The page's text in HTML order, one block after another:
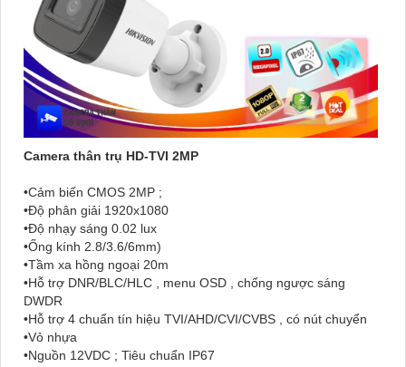
Camera thân trụ HD-TVI 2MP
•Cảm biến CMOS 2MP ;
•Độ phân giải 1920x1080
•Độ nhạy sáng 0.02 lux
•Ống kính 2.8/3.6/6mm)
•Tầm xa hồng ngoại 20m
•Hỗ trợ DNR/BLC/HLC , menu OSD , chống ngược sáng
DWDR
•Hỗ trợ 4 chuẩn tín hiệu TVI/AHD/CVI/CVBS , có nút chuyển
•Vỏ nhựa
•Nguồn 12VDC ; Tiêu chuẩn IP67